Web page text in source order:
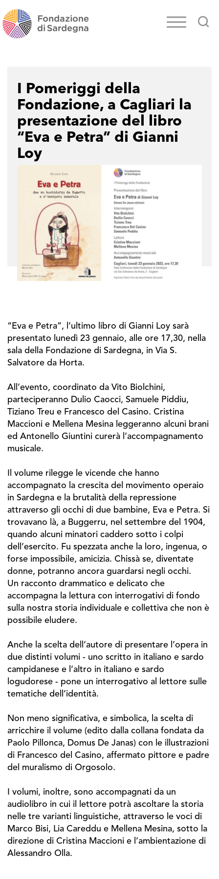
I Pomeriggi della
Fondazione, a Cagliari la
presentazione del libro
“Eva e Petra” di Gianni
Loy
“Eva e Petra”, l’ultimo libro di Gianni Loy sarà
presentato lunedì 23 gennaio, alle ore 17,30, nella
sala della Fondazione di Sardegna, in Via S.
Salvatore da Horta.
All’evento, coordinato da Vito Biolchini,
parteciperanno Dulio Caocci, Samuele Piddiu,
Tiziano Treu e Francesco del Casino. Cristina
Maccioni e Mellena Mesina leggeranno alcuni brani
ed Antonello Giuntini curerà l’accompagnamento
musicale.
Il volume rilegge le vicende che hanno
accompagnato la crescita del movimento operaio
in Sardegna e la brutalità della repressione
attraverso gli occhi di due bambine, Eva e Petra. Si
trovavano là, a Buggerru, nel settembre del 1904,
quando alcuni minatori caddero sotto i colpi
dell’esercito. Fu spezzata anche la loro, ingenua, o
forse impossibile, amicizia. Chissà se, diventate
donne, potranno ancora guardarsi negli occhi.
Un racconto drammatico e delicato che
accompagna la lettura con interrogativi di fondo
sulla nostra storia individuale e collettiva che non è
possibile eludere.
Anche la scelta dell’autore di presentare l’opera in
due distinti volumi - uno scritto in italiano e sardo
campidanese e l’altro in italiano e sardo
logudorese - pone un interrogativo al lettore sulle
tematiche dell’identità.
Non meno significativa, e simbolica, la scelta di
arricchire il volume (edito dalla collana fondata da
Paolo Pillonca, Domus De Janas) con le illustrazioni
di Francesco del Casino, affermato pittore e padre
del muralismo di Orgosolo.
I volumi, inoltre, sono accompagnati da un
audiolibro in cui il lettore potrà ascoltare la storia
nelle tre varianti linguistiche, attraverso le voci di
Marco Bisi, Lia Careddu e Mellena Mesina, sotto la
direzione di Cristina Maccioni e l’ambientazione di
Alessandro Olla.